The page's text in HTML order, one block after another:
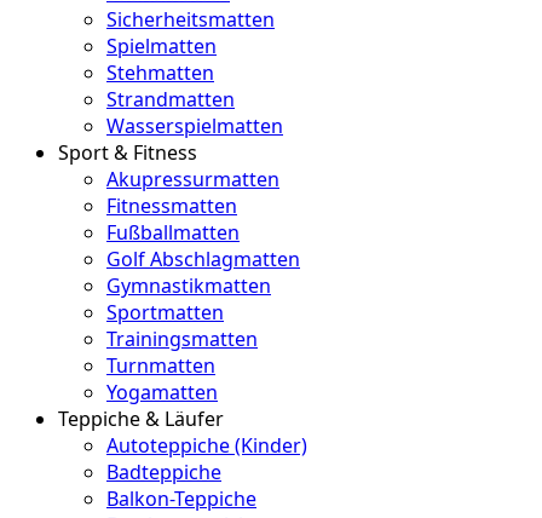
Sicherheitsmatten
Spielmatten
Stehmatten
Strandmatten
Wasserspielmatten
Sport & Fitness
Akupressurmatten
Fitnessmatten
Fußballmatten
Golf Abschlagmatten
Gymnastikmatten
Sportmatten
Trainingsmatten
Turnmatten
Yogamatten
Teppiche & Läufer
Autoteppiche (Kinder)
Badteppiche
Balkon-Teppiche